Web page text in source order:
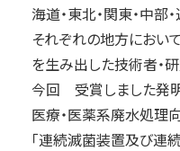
海道・東北・関東・中部
それぞれの地方におい
を生み出した技術者・
今回 受賞しました発
医療・医薬系廃水処理
「連続滅菌装置及び連